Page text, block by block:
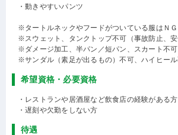
・動きやすいパンツ
※タートルネックやフードがついている服はＮＧ
※スウェット、タンクトップ不可（事故防止、安
※ダメージ加工、半パン／短パン、スカート不可
※サンダル（素足が出るもの）不可、ハイヒー
希望資格・必要資格
・レストランや居酒屋など飲食店の経験がある方
・遅刻や欠勤をしない方
待遇